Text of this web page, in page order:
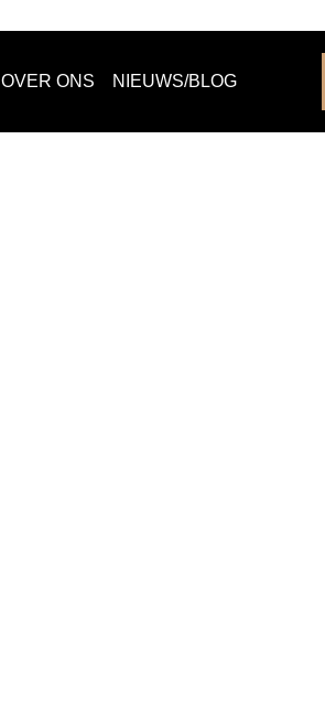
OVER ONS NIEUWS/BLOG